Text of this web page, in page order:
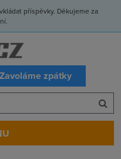
příspěvky. Děkujeme za
Zavoláme zpátky